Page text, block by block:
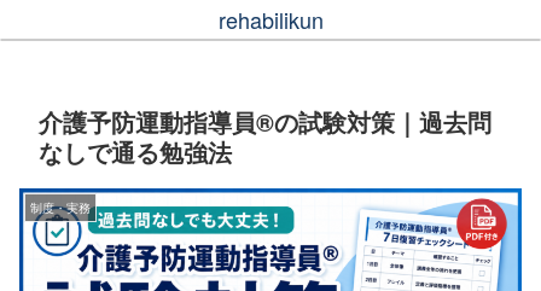
rehabilikun
介護予防運動指導員®の試験対策｜過去問
なしで通る勉強法
制度・実務